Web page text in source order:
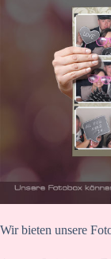
Wir bieten unsere